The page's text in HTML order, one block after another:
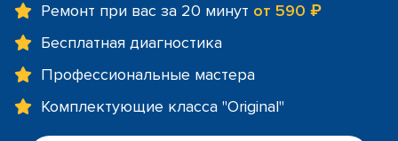
Ремонт при вас за 20 минут от 590 ₽
Бесплатная диагностика
Профессиональные мастера
Комплектующие класса "Original"